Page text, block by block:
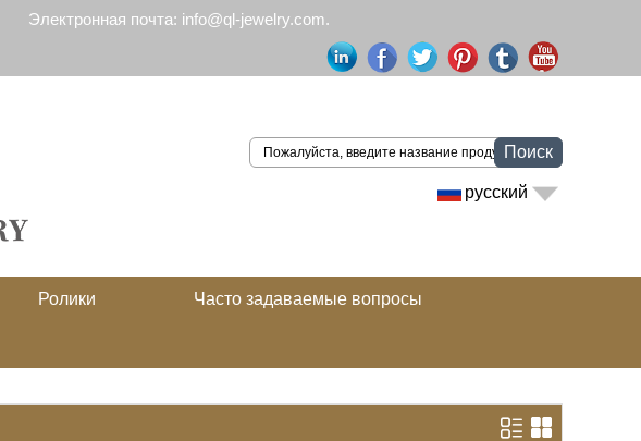
Электронная почта: info@ql-jewelry.com.
Поиск
русский
Ролики Часто задаваемые вопросы